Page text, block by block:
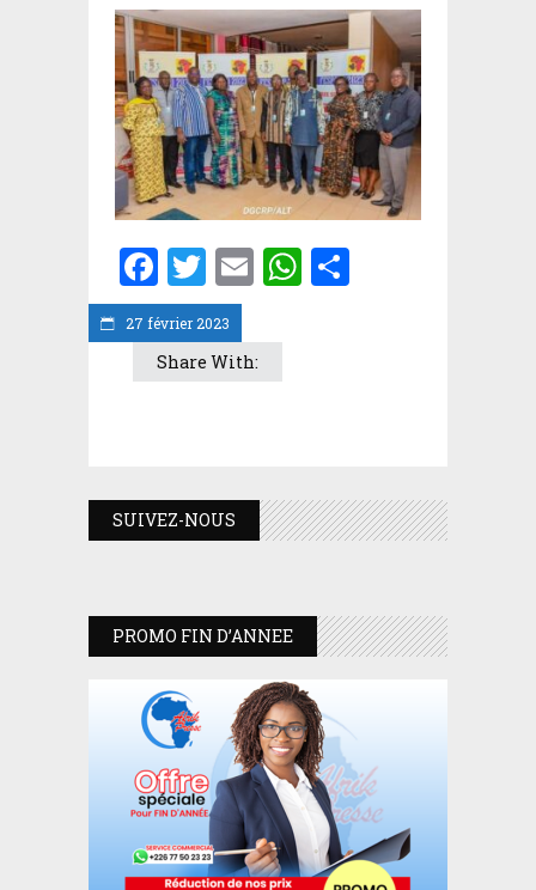
27 février 2023
Facebook
Twitter
EmailWhatsApp
Share With:
SUIVEZ-NOUS
PROMO FIN D’ANNEE